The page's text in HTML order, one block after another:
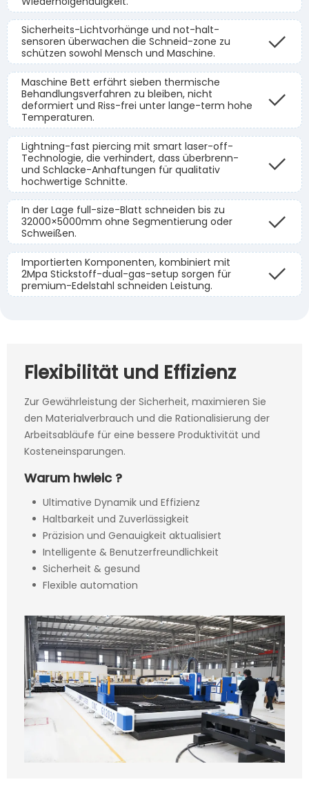
Sicherheits-Lichtvorhänge und not-halt-
sensoren überwachen die Schneid-zone zu
schützen sowohl Mensch und Maschine.
Maschine Bett erfährt sieben thermische
Behandlungsverfahren zu bleiben, nicht
deformiert und Riss-frei unter lange-term hohe
Temperaturen.
Lightning-fast piercing mit smart laser-off-
Technologie, die verhindert, dass überbrenn-
und Schlacke-Anhaftungen für qualitativ
hochwertige Schnitte.
In der Lage full-size-Blatt schneiden bis zu
32000×5000mm ohne Segmentierung oder
Schweißen.
Importierten Komponenten, kombiniert mit
2Mpa Stickstoff-dual-gas-setup sorgen für
premium-Edelstahl schneiden Leistung.
Flexibilität und Effizienz
Zur Gewährleistung der Sicherheit, maximieren Sie
den Materialverbrauch und die Rationalisierung der
Arbeitsabläufe für eine bessere Produktivität und
Kosteneinsparungen.
Warum hwieic ?
Ultimative Dynamik und Effizienz
Haltbarkeit und Zuverlässigkeit
Präzision und Genauigkeit aktualisiert
Intelligente & Benutzerfreundlichkeit
Sicherheit & gesund
Flexible automation